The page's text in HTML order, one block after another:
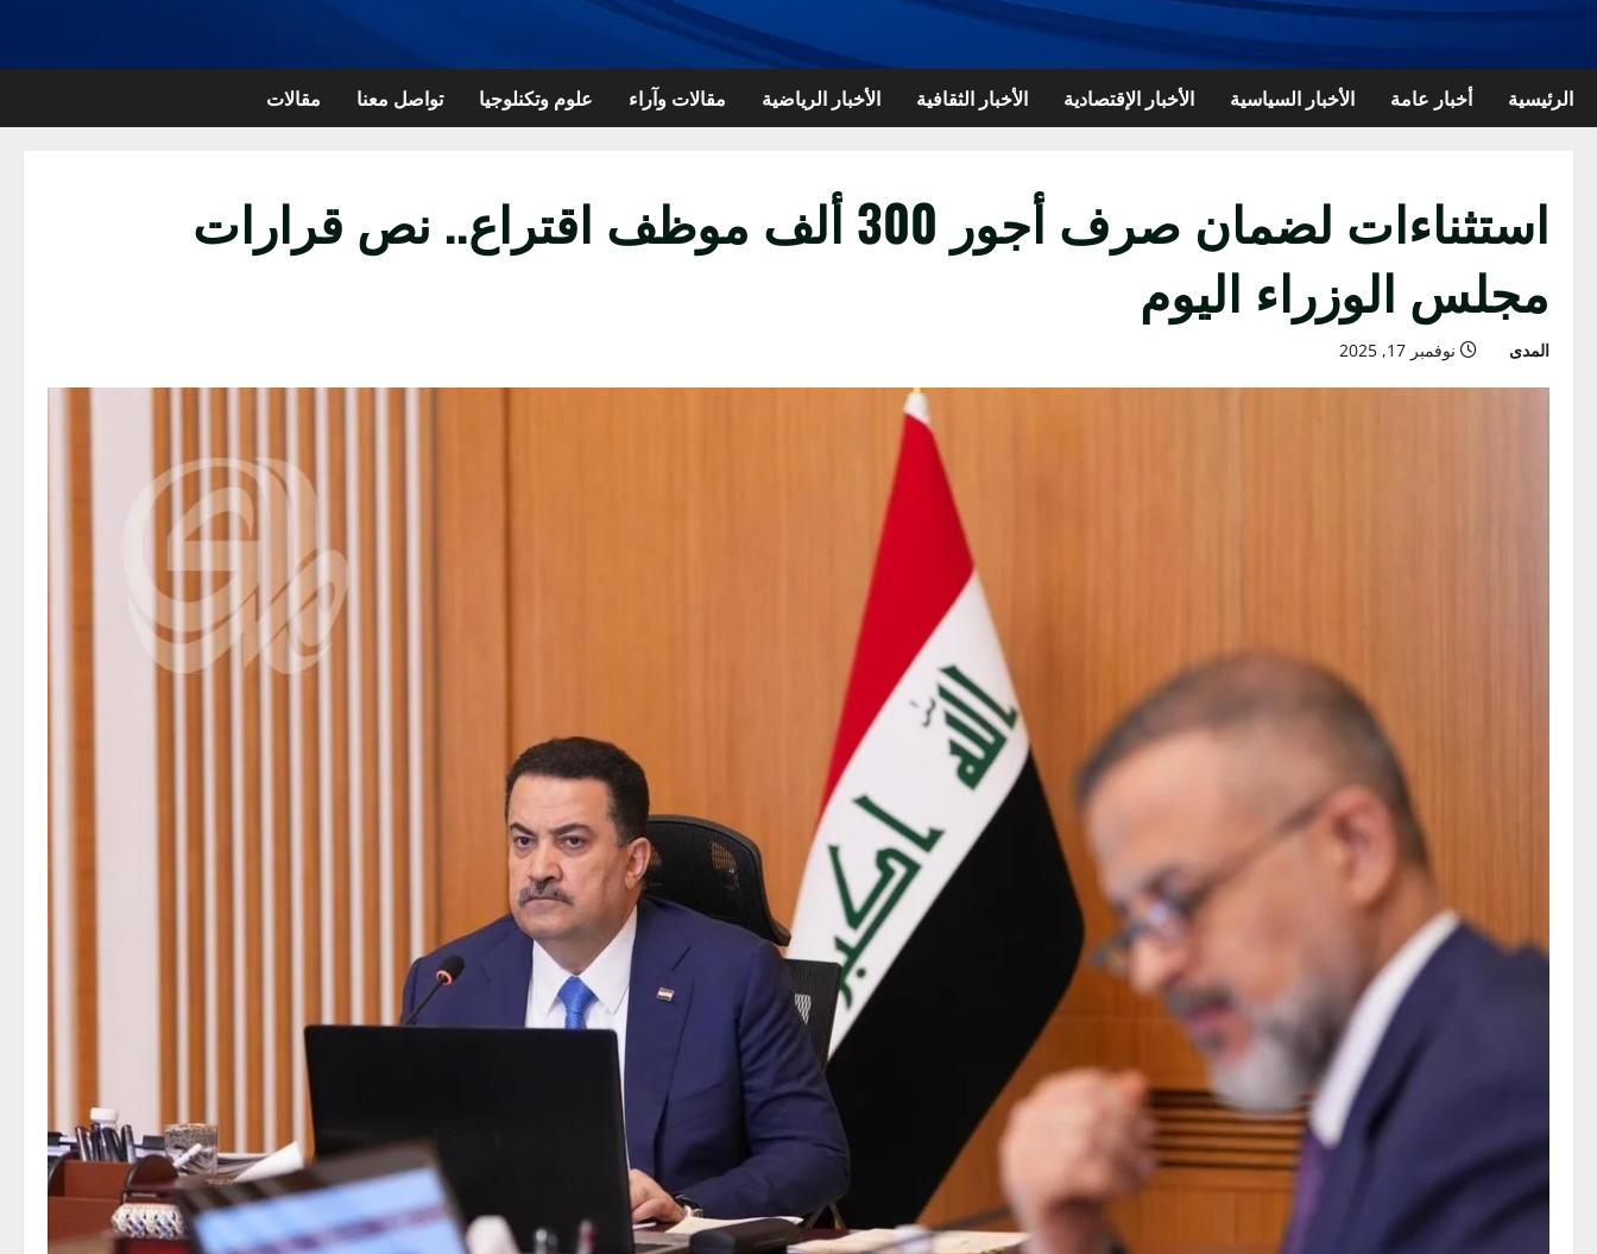
الرئيسية أخبار عامة الأخبار السياسية الأخبار الإقتصادية الأخبار الثقافية الأخبار الرياضية مقالات وآراء علوم وتكنلوجيا تواصل معنا مقالات
استثناءات لضمان صرف أجور 300 ألف موظف اقتراع.. نص قرارات
مجلس الوزراء اليوم
المدى نوفمبر 17, 2025